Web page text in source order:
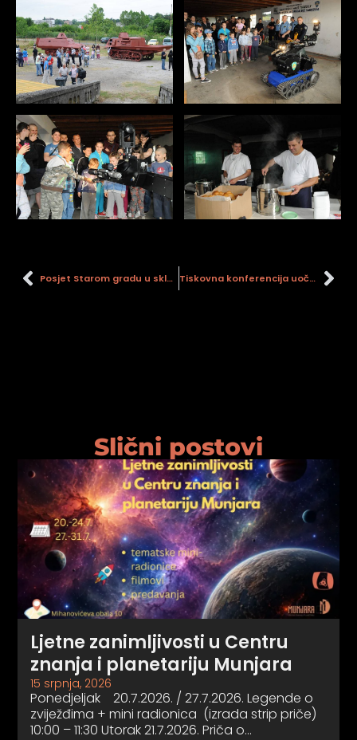
Posjet Starom gradu u sklopu druženja osoba s tjelesnim invaliditetom Tiskovna konferencija uoči Bojeva za Sisak A.D. 1593
Slični postovi
Ljetne zanimljivosti u Centru
znanja i planetariju Munjara
15 srpnja, 2026
Ponedjeljak 20.7.2026. / 27.7.2026. Legende o
zviježđima + mini radionica (izrada strip priče)
10:00 – 11:30 Utorak 21.7.2026. Priča o…